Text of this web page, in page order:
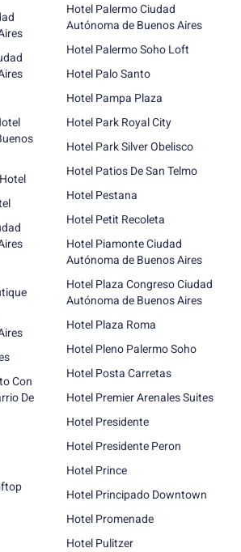
Con
De
Hotel Palermo Ciudad
Autónoma de Buenos Aires
Hotel Palermo Soho Loft
Hotel Palo Santo
Hotel Pampa Plaza
Hotel Park Royal City
Hotel Park Silver Obelisco
Hotel Patios De San Telmo
Hotel Pestana
Hotel Petit Recoleta
Hotel Piamonte Ciudad
Autónoma de Buenos Aires
Hotel Plaza Congreso Ciudad
Autónoma de Buenos Aires
Hotel Plaza Roma
Hotel Pleno Palermo Soho
Hotel Posta Carretas
Hotel Premier Arenales Suites
Hotel Presidente
Hotel Presidente Peron
Hotel Prince
Hotel Principado Downtown
Hotel Promenade
Hotel Pulitzer